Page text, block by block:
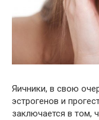
Яичники, в свою
эстрогенов и
заключается в том,